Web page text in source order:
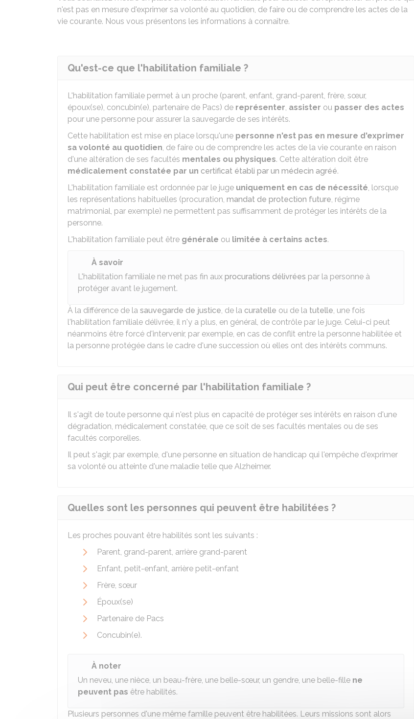
n'est pas en mesure d'exprimer sa volonté au quotidien, de faire ou de comprendre les actes de la
vie courante. Nous vous présentons les informations à connaître.
Qu'est-ce que l'habilitation familiale ?
L'habilitation familiale permet à un proche (parent, enfant, grand-parent, frère, sœur,
époux(se), concubin(e), partenaire de Pacs) de représenter, assister ou passer des actes
pour une personne pour assurer la sauvegarde de ses intérêts.
Cette habilitation est mise en place lorsqu'une personne n'est pas en mesure d'exprimer
sa volonté au quotidien, de faire ou de comprendre les actes de la vie courante en raison
d'une altération de ses facultés mentales ou physiques. Cette altération doit être
médicalement constatée par un certificat établi par un médecin agréé.
L'habilitation familiale est ordonnée par le juge uniquement en cas de nécessité, lorsque
les représentations habituelles (procuration, mandat de protection future, régime
matrimonial, par exemple) ne permettent pas suffisamment de protéger les intérêts de la
personne.
L'habilitation familiale peut être générale ou limitée à certains actes.
À savoir
L'habilitation familiale ne met pas fin aux procurations délivrées par la personne à
protéger avant le jugement.
À la différence de la sauvegarde de justice, de la curatelle ou de la tutelle, une fois
l'habilitation familiale délivrée, il n'y a plus, en général, de contrôle par le juge. Celui-ci peut
néanmoins être forcé d'intervenir, par exemple, en cas de conflit entre la personne habilitée et
la personne protégée dans le cadre d'une succession où elles ont des intérêts communs.
Qui peut être concerné par l'habilitation familiale ?
Il s'agit de toute personne qui n'est plus en capacité de protéger ses intérêts en raison d'une
dégradation, médicalement constatée, que ce soit de ses facultés mentales ou de ses
facultés corporelles.
Il peut s'agir, par exemple, d'une personne en situation de handicap qui l'empêche d'exprimer
sa volonté ou atteinte d'une maladie telle que Alzheimer.
Quelles sont les personnes qui peuvent être habilitées ?
Les proches pouvant être habilités sont les suivants :
Parent, grand-parent, arrière grand-parent
Enfant, petit-enfant, arrière petit-enfant
Frère, sœur
Époux(se)
Partenaire de Pacs
Concubin(e).
À noter
Un neveu, une nièce, un beau-frère, une belle-sœur, un gendre, une belle-fille ne
peuvent pas être habilités.
Plusieurs personnes d'une même famille peuvent être habilitées. Leurs missions sont alors